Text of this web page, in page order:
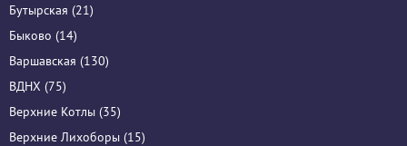
Бутырская (21)
Быково (14)
Варшавская (130)
ВДНХ (75)
Верхние Котлы (35)
Верхние Лихоборы (15)